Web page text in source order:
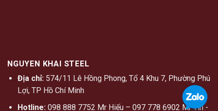
NGUYEN KHAI STEEL
Địa chỉ:574/11 Lê Hồng Phong, Tổ 4 Khu 7, Phường Phú
Lợi, TP Hồ Chí Minh
Hotline:098 888 7752 Mr Hiếu – 097 778 6902 Mr Tín -